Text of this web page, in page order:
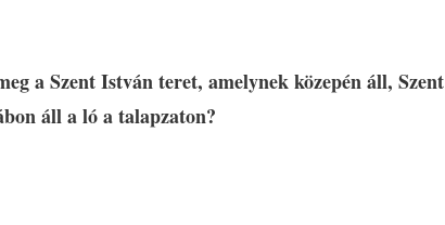
a Szent István teret, amelynek közepén áll, Szent
áll a ló a talapzaton?